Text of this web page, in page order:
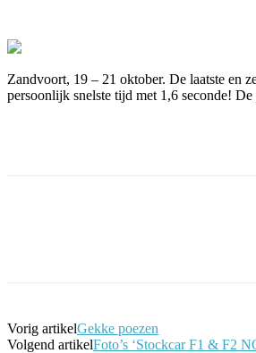
Zandvoort, 19 – 21 oktober. De laatste en
persoonlijk snelste tijd met 1,6 seconde!
Vorig artikelGekke poezen
Volgend artikelFoto’s ‘Stockcar F1 & F2